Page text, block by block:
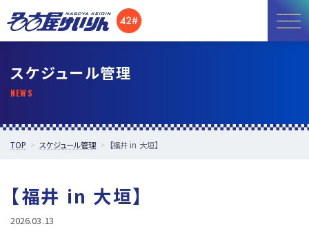
開催日程
施設紹介
所属選手
スケジュール管理
TOP スケジュール管理 【福井 in 大垣】
【福井 in 大垣】
2026.03.13